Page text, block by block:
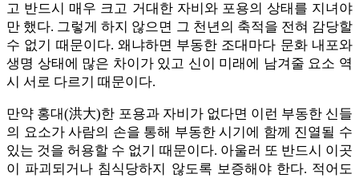
고 반드시 매우 크고 거대한 자비와 포용의 상태를 지녀야
만 했다. 그렇게 하지 않으면 그 천년의 축적을 전혀 감당할
수 없기 때문이다. 왜냐하면 부동한 조대마다 문화 내포와
생명 상태에 많은 차이가 있고 신이 미래에 남겨줄 요소 역
시 서로 다르기 때문이다.
만약 홍대(洪大)한 포용과 자비가 없다면 이런 부동한 신들
의 요소가 사람의 손을 통해 부동한 시기에 함께 진열될 수
있는 것을 허용할 수 없기 때문이다. 아울러 또 반드시 이곳
이 파괴되거나 침식당하지 않도록 보증해야 한다. 적어도